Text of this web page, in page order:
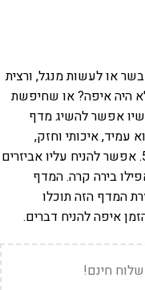
או לעשות מנגל, ורצית
היה איפה? או שחיפשת
אפשר להשיג מדף
עמיד, איכותי וחזק,
ומתאים לטרייגר מדגם 22 או דגם פרו 575. אפשר להניח עליו אביזרים
בירה קרה. המדף
המדף הזה תוכלו
איפה להניח דברים.
חינם!